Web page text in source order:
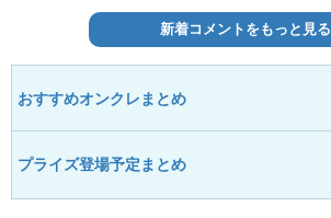
新着コメントをもっと見る
おすすめオンクレまとめ
プライズ登場予定まとめ